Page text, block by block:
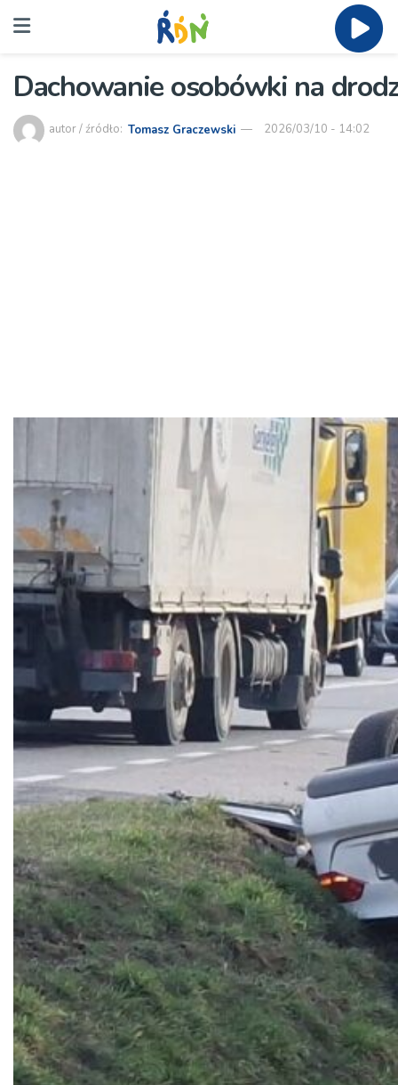
Dachowanie osobówki na
autor / źródło: Tomasz Graczewski 2026/03/10 - 14:02